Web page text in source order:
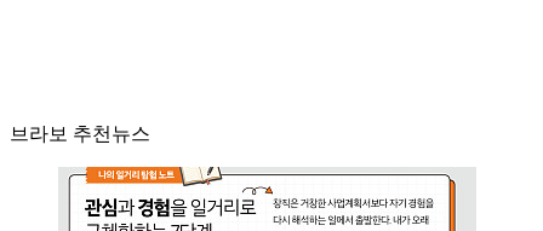
브라보 추천뉴스